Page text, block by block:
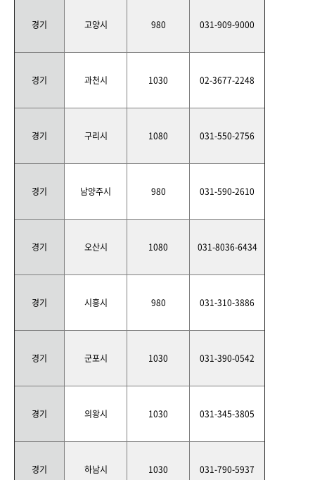
경기 고양시 980 031-909-9000
경기 과천시 1030 02-3677-2248
경기 구리시 1080 031-550-2756
경기 남양주시 980 031-590-2610
경기 오산시 1080 031-8036-6434
경기 시흥시 980 031-310-3886
경기 군포시 1030 031-390-0542
경기 의왕시 1030 031-345-3805
경기 하남시 1030 031-790-5937